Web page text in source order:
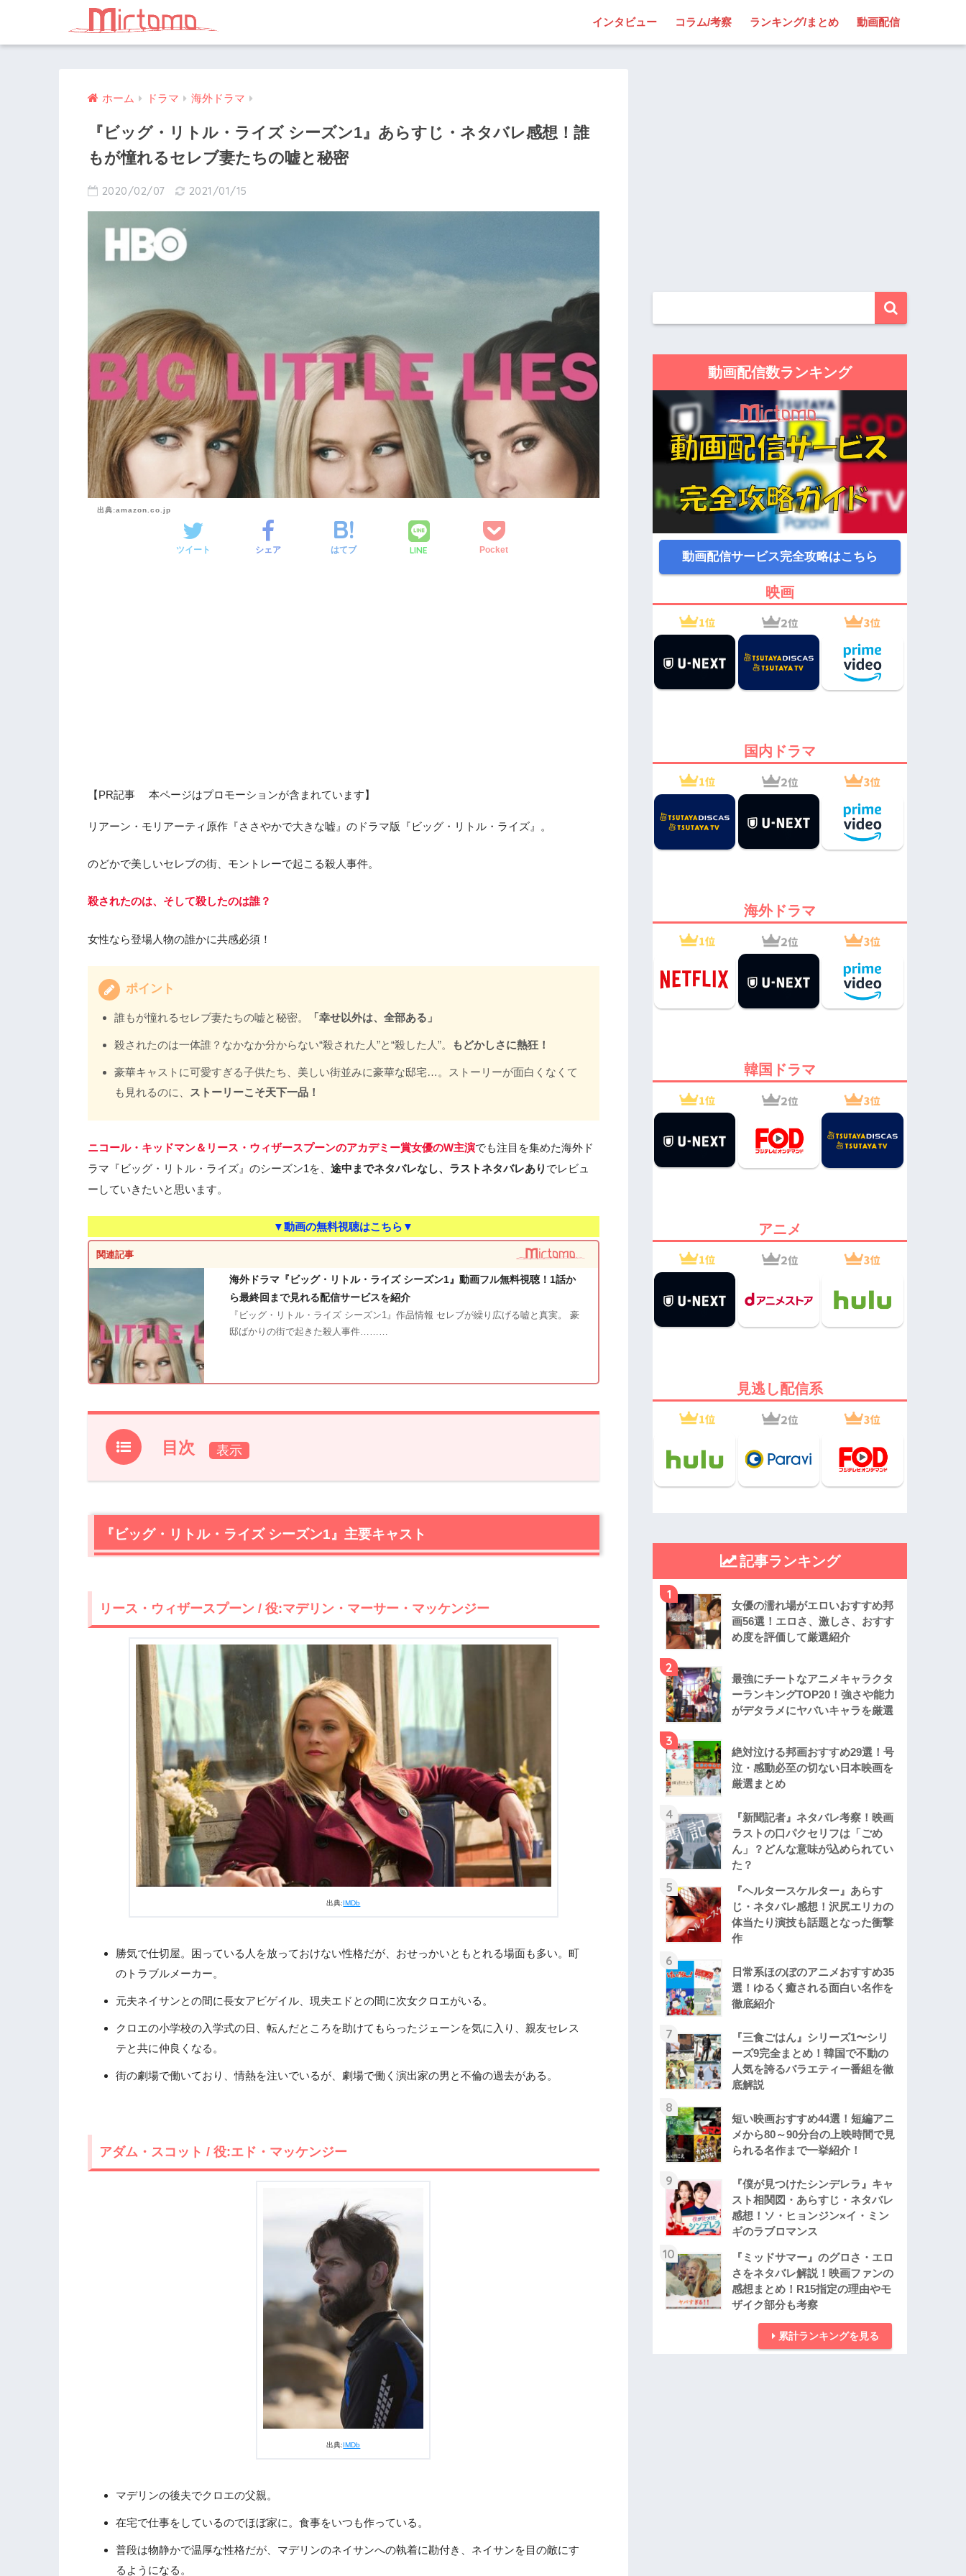
インタビュー コラム/考察 ランキング/まとめ 動画配信
ホーム ドラマ 海外ドラマ
『ビッグ・リトル・ライズ シーズン1』あらすじ・ネタバレ感想！誰
もが憧れるセレブ妻たちの嘘と秘密
2020/02/07 2021/01/15
出典:amazon.co.jp
ツイート シェア はてブ LINE Pocket
【PR記事 本ページはプロモーションが含まれています】
リアーン・モリアーティ原作『ささやかで大きな嘘』のドラマ版『ビッグ・リトル・ライズ』。
のどかで美しいセレブの街、モントレーで起こる殺人事件。
殺されたのは、そして殺したのは誰？
女性なら登場人物の誰かに共感必須！
ポイント
誰もが憧れるセレブ妻たちの嘘と秘密。 「幸せ以外は、全部ある」
殺されたのは一体誰？なかなか分からない“殺された人”と“殺した人”。 もどかしさに熱狂！
豪華キャストに可愛すぎる子供たち、美しい街並みに豪華な邸宅…。ストーリーが面白くなくて
も見れるのに、
ストーリーこそ天下一品！
ニコール・キッドマン＆リース・ウィザースプーンのアカデミー賞女優のW主演でも注目を集めた海外ド
ラマ『ビッグ・リトル・ライズ』のシーズン1を、 途中までネタバレなし、ラストネタバレあり でレビュ
ーしていきたいと思います。
▼動画の無料視聴はこちら▼
関連記事
海外ドラマ『ビッグ・リトル・ライズ シーズン1』動画フル無料視聴！1話か
ら最終回まで見れる配信サービスを紹介
『ビッグ・リトル・ライズ シーズン1』作品情報 セレブが繰り広げる嘘と真実。 豪
邸ばかりの街で起きた殺人事件………
目次
1.『ビッグ・リトル・ライズ シーズン1』主要キャスト
1.3 ニコール・キッドマン / 役:セレステ・ライト
1.6 ローラ・ダーン / 役:レナータ・クライン
『ビッグ・リトル・ライズ シーズン1』あらすじ・感想【ネタバレなし】
2.1
ニコール・キッドマン＆リース・ウィザースプーンW主演！『ビッグ・リトル・ライズ』って
どんなドラマ？
死んだのは誰！？セレブ妻が抱えるトラブル
【ネタバレ】『ビッグ・リトル・ライズ シーズン1』ラスト結末ネタバレ・感想
子供たちの間でも犯人探し。アマベラをいじめたのは…
最終話でやっと判明！死んだのは誰！？
3.3 シーズン2に繋がるラストは「ささやかで大きな嘘」で繋がる母親たちの絆
『ビッグ・リトル・ライズ シーズン1』まとめ
『ビッグ・リトル・ライズ シーズン1』主要キャスト
リース・ウィザースプーン / 役:マデリン・マーサー・マッケンジー
出典:IMDb
勝気で仕切屋。困っている人を放っておけない性格だが、おせっかいともとれる場面も多い。町
のトラブルメーカー。
元夫ネイサンとの間に長女アビゲイル、現夫エドとの間に次女クロエがいる。
クロエの小学校の入学式の日、転んだところを助けてもらったジェーンを気に入り、親友セレス
テと共に仲良くなる。
街の劇場で働いており、情熱を注いでいるが、劇場で働く演出家の男と不倫の過去がある。
アダム・スコット / 役:エド・マッケンジー
出典: IMDb
マデリンの後夫でクロエの父親。
在宅で仕事をしているのでほぼ家に。食事をいつも作っている。
普段は物静かで温厚な性格だが、マデリンのネイサンへの執着に勘付き、ネイサンを目の敵にす
るようになる。
動画配信数ランキング
動画配信サービス完全攻略はこちら
映画
国内ドラマ
海外ドラマ
韓国ドラマ
アニメ
見逃し配信系
記事ランキング
1
女優の濡れ場がエロいおすすめ邦
画56選！エロさ、激しさ、おすす
め度を評価して厳選紹介
2
最強にチートなアニメキャラクタ
ーランキングTOP20！強さや能力
がデタラメにヤバいキャラを厳選
3
絶対泣ける邦画おすすめ29選！号
泣・感動必至の切ない日本映画を
厳選まとめ
4
『新聞記者』ネタバレ考察！映画
ラストの口パクセリフは「ごめ
ん」？どんな意味が込められてい
た？
5
『ヘルタースケルター』あらす
じ・ネタバレ感想！沢尻エリカの
体当たり演技も話題となった衝撃
作
6
日常系ほのぼのアニメおすすめ35
選！ゆるく癒される面白い名作を
徹底紹介
7
『三食ごはん』シリーズ1〜シリ
ーズ9完全まとめ！韓国で不動の
人気を誇るバラエティー番組を徹
底解説
8
短い映画おすすめ44選！短編アニ
メから80～90分台の上映時間で見
られる名作まで一挙紹介！
9
『僕が見つけたシンデレラ』キャ
スト相関図・あらすじ・ネタバレ
感想！ソ・ヒョンジン×イ・ミン
ギのラブロマンス
10
『ミッドサマー』のグロさ・エロ
さをネタバレ解説！映画ファンの
感想まとめ！R15指定の理由やモ
ザイク部分も考察
累計ランキングを見る